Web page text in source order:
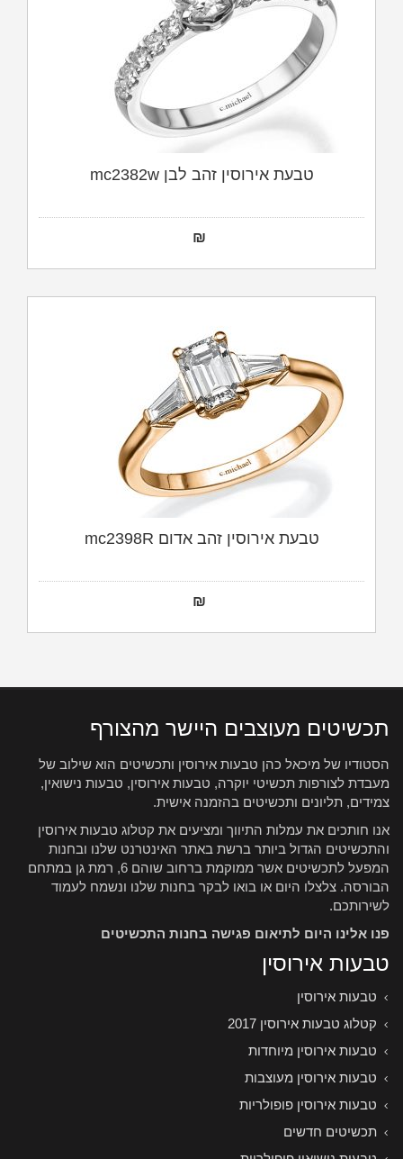
טבעת אירוסין זהב לבן mc2382w
₪
טבעת אירוסין זהב אדום mc2398R
₪
תכשיטים מעוצבים היישר מהצורף
הסטודיו של מיכאל כהן טבעות אירוסין ותכשיטים הוא שילוב של
מעבדת לצורפות תכשיטי יוקרה, טבעות אירוסין, טבעות נישואין,
צמידים, תליונים ותכשיטים בהזמנה אישית.
אנו חותכים את עמלות התיווך ומציעים את קטלוג טבעות אירוסין
והתכשיטים הגדול ביותר ברשת באתר האינטרנט שלנו ובחנות
המפעל לתכשיטים אשר ממוקמת ברחוב שוהם 6, רמת גן במתחם
הבורסה. צלצלו היום או בואו לבקר בחנות שלנו ונשמח לעמוד
לשירותכם.
פנו אלינו היום לתיאום פגישה בחנות התכשיטים
טבעות אירוסין
טבעות אירוסין
קטלוג טבעות אירוסין 2017
טבעות אירוסין מיוחדות
טבעות אירוסין מעוצבות
טבעות אירוסין פופולריות
תכשיטים חדשים